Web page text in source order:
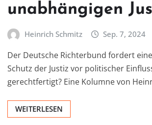
unabhängigen
Heinrich Schmitz Sep. 7, 2024
Der Deutsche Richterbund fordert
Schutz der Justiz vor politischer
gerechtfertigt? Eine Kolumne von
WEITERLESEN